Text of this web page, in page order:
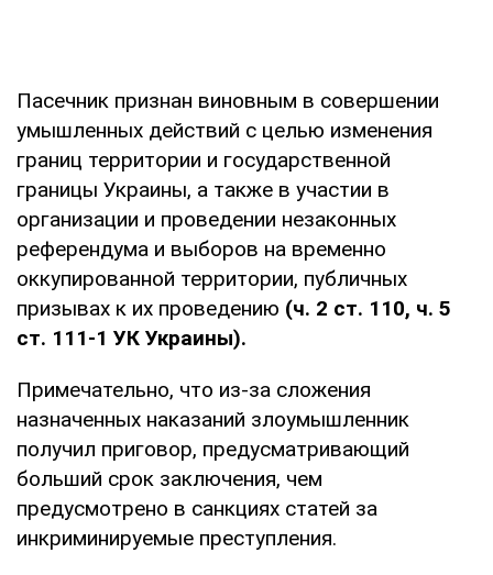
Пасечник признан виновным в совершении
умышленных действий с целью изменения
границ территории и государственной
границы Украины, а также в участии в
организации и проведении незаконных
референдума и выборов на временно
оккупированной территории, публичных
призывах к их проведению (ч. 2 ст. 110, ч. 5
ст. 111-1 УК Украины).
Примечательно, что из-за сложения
назначенных наказаний злоумышленник
получил приговор, предусматривающий
больший срок заключения, чем
предусмотрено в санкциях статей за
инкриминируемые преступления.